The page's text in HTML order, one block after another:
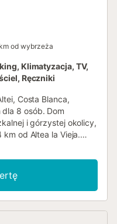
od wybrzeża
Klimatyzacja, TV,
Ręczniki
Costa Blanca,
8 osób. Dom
i górzystej okolicy,
od Altea la Vieja.
i drzewami,
w piersiach widoki na
do plaży, aktywności